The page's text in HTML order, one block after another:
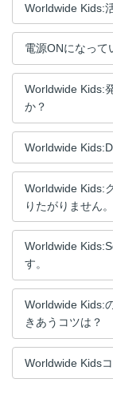
Worldwide Kids:
電源ONになって
Worldwide Kids:
か？
Worldwide
Worldwide Kids:
りたがりません
Worldwide
す。
Worldwide Kids:
きあうコツは？
Worldwide Kids